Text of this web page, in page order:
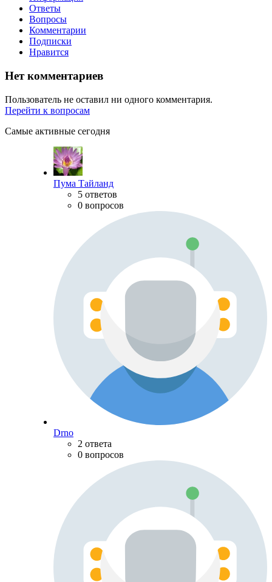
Ответы
Вопросы
Комментарии
Подписки
Нравится
Нет комментариев
Пользователь не оставил ни одного комментария.
Перейти к вопросам
Самые активные сегодня
Пума Тайланд
5 ответов
0 вопросов
Drno
2 ответа
0 вопросов